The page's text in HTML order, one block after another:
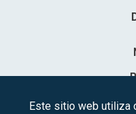
Este sitio web utiliza